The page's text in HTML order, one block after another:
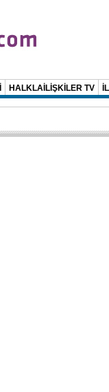
HALKLAİLİŞKİLER TV